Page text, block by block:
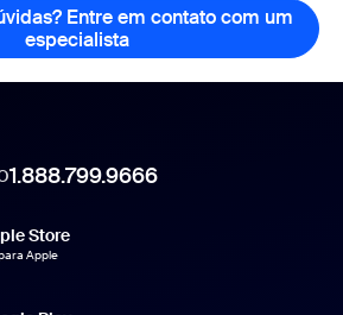
Entre em contato com um
especialista O senhor tem
1.888.799.9666
Store
Apple